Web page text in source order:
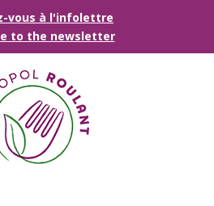
vous à l'infolettre
to the newsletter